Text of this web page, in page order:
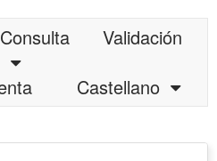
Consulta
Validación
Castellano